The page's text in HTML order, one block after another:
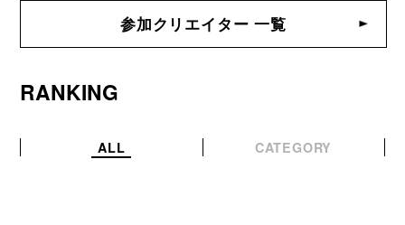
参加クリエイター 一覧
RANKING
ALL CATEGORY